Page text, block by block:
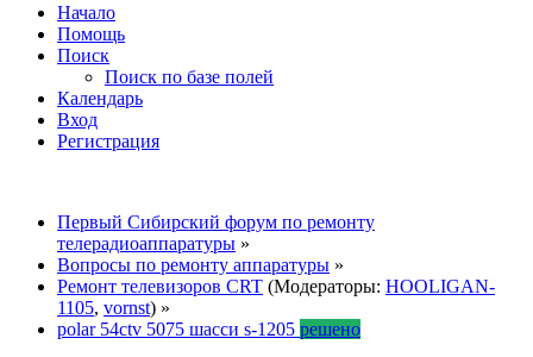
Начало
Помощь
Поиск
Поиск по базе полей
Календарь
Вход
Регистрация
Первый Сибирский форум по ремонту
телерадиоаппаратуры »
Вопросы по ремонту аппаратуры »
Ремонт телевизоров CRT (Модераторы: HOOLIGAN-
1105, vornst) »
polar 54ctv 5075 шасси s-1205 решено